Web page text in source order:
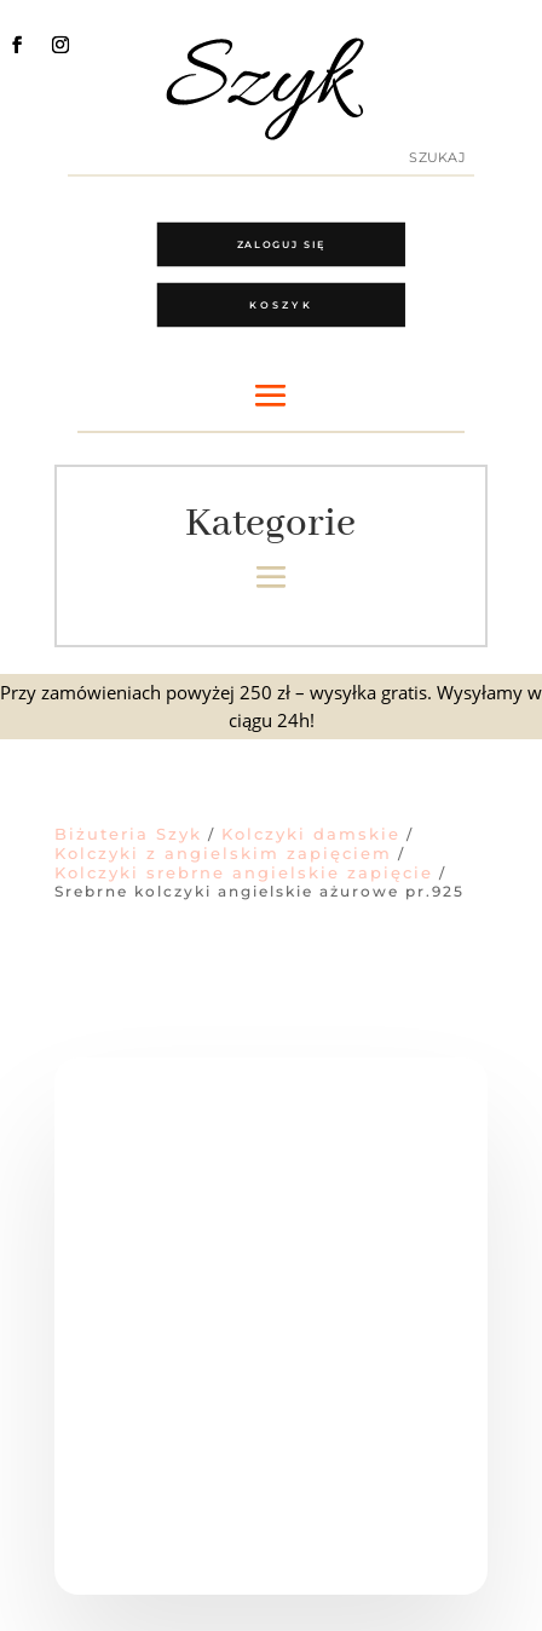
ZALOGUJ SIĘ
KOSZYK
Kategorie
Przy zamówieniach powyżej 250 zł – wysyłka gratis. Wysyłamy w
ciągu 24h!
Biżuteria Szyk / Kolczyki damskie /
Kolczyki z angielskim zapięciem /
Kolczyki srebrne angielskie zapięcie /
Srebrne kolczyki angielskie ażurowe pr.925